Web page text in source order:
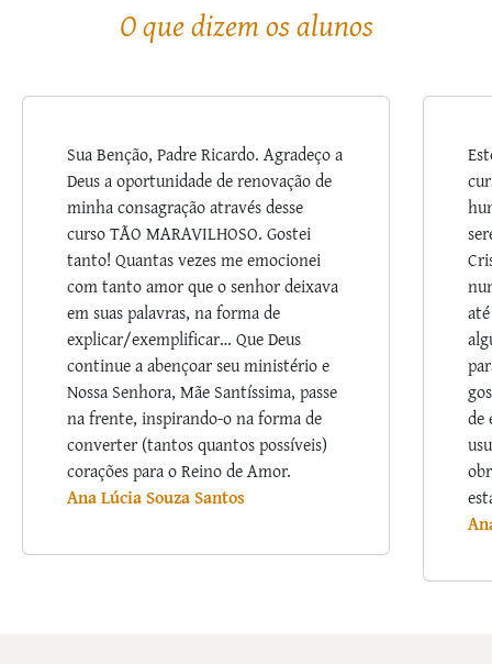
O que dizem os alunos
Sua Benção, Padre Ricardo. Agradeço a
Deus a oportunidade de renovação de
minha consagração através desse
curso TÃO MARAVILHOSO. Gostei
tanto! Quantas vezes me emocionei
com tanto amor que o senhor deixava
em suas palavras, na forma de
explicar/exemplificar… Que Deus
continue a abençoar seu ministério e
Nossa Senhora, Mãe Santíssima, passe
na frente, inspirando-o na forma de
converter (tantos quantos possíveis)
corações para o Reino de Amor.
Ana Lúcia Souza Santos
de